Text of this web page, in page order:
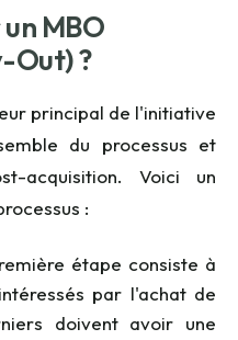
MBO
-Out) ?
principal de l'initiative
du processus et
acquisition. Voici un
:
étape consiste à
par l'achat de
doivent avoir une